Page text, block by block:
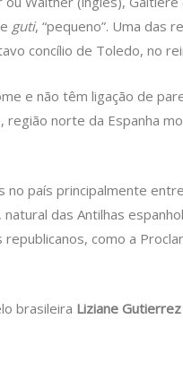
guti, “pequeno”. Uma das
concílio de Toledo, no
e não têm ligação de
norte da Espanha
país principalmente
das Antilhas
como a
brasileira Liziane Gutierrez